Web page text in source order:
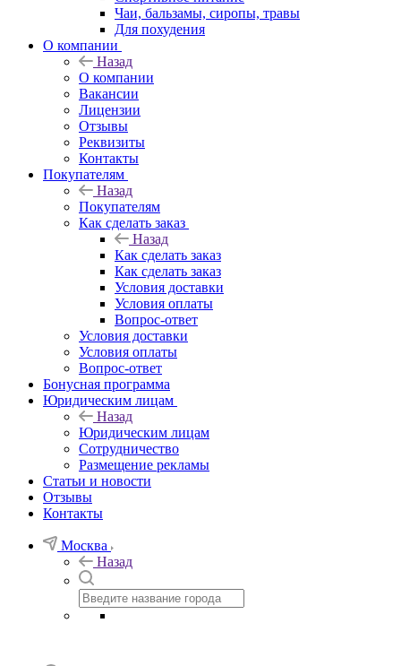
Чаи, бальзамы, сиропы, травы
Для похудения
О компании
Назад
О компании
Вакансии
Лицензии
Отзывы
Реквизиты
Контакты
Покупателям
Назад
Покупателям
Как сделать заказ
Назад
Как сделать заказ
Как сделать заказ
Условия доставки
Условия оплаты
Вопрос-ответ
Условия доставки
Условия оплаты
Вопрос-ответ
Бонусная программа
Юридическим лицам
Назад
Юридическим лицам
Сотрудничество
Размещение рекламы
Статьи и новости
Отзывы
Контакты
Москва
Назад